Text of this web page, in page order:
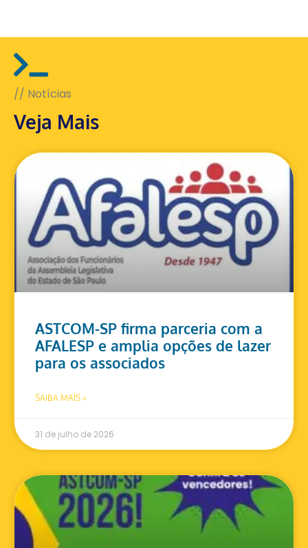
// Notícias
Veja Mais
ASTCOM-SP firma parceria com a
AFALESP e amplia opções de lazer
para os associados
SAIBA MAIS »
31 de julho de 2026